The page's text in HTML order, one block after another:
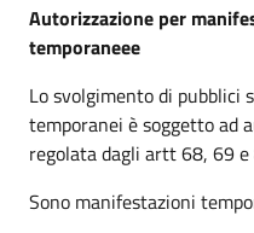
Autorizzazione per
temporaneee
Lo svolgimento di
temporanei è soggetto ad
regolata dagli artt 68, 69 e
Sono manifestazioni